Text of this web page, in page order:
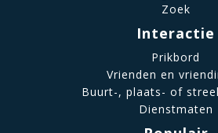
Zoek
Interactie
Prikbord
Vrienden en
Buurt-, plaats- of
Dienstmaten